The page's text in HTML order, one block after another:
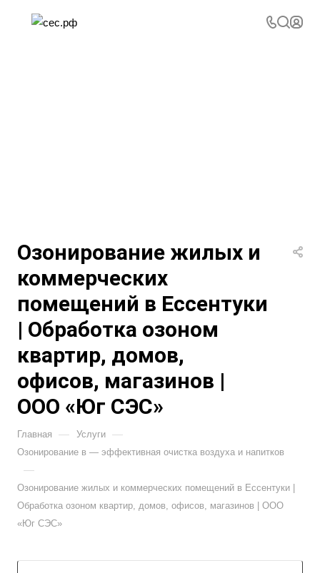
Озонирование жилых и
коммерческих
помещений в Ессентуки
| Обработка озоном
квартир, домов,
офисов, магазинов |
ООО «Юг СЭС»
Главная — Услуги —
Озонирование в — эффективная очистка воздуха и напитков
—
Озонирование жилых и коммерческих помещений в Ессентуки |
Обработка озоном квартир, домов, офисов, магазинов | ООО
«Юг СЭС»